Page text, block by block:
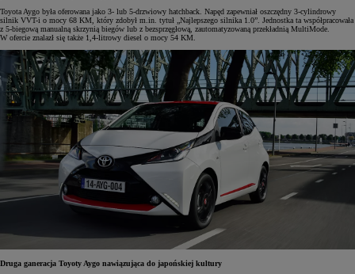
Toyota Aygo była oferowana jako 3- lub 5-drzwiowy hatchback. Napęd zapewniał oszczędny 3-cylindrowy
silnik VVT-i o mocy 68 KM, który zdobył m.in. tytuł „Najlepszego silnika 1.0”. Jednostka ta współpracowała
z 5-biegową manualną skrzynią biegów lub z bezsprzęgłową, zautomatyzowaną przekładnią MultiMode.
W ofercie znalazł się także 1,4-litrowy diesel o mocy 54 KM.
Druga ganeracja Toyoty Aygo nawiązująca do japońskiej kultury